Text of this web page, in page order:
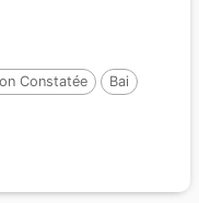
Constatée
Bai